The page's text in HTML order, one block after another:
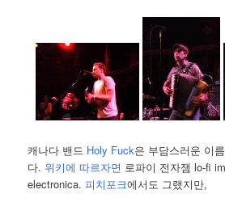
캐나다 밴드 Holy Fuck은 부담스러운 이
다. 위키에 따르자면 로파이 전자잼 lo-fi
electronica.피치포크에서도 그랬지만,